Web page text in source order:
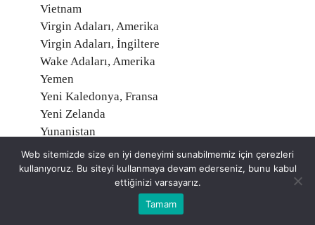
Vietnam
Virgin Adaları, Amerika
Virgin Adaları, İngiltere
Wake Adaları, Amerika
Yemen
Yeni Kaledonya, Fransa
Yeni Zelanda
Yunanistan
Zambiya
Zimbabve
Web sitemizde size en iyi deneyimi sunabilmemiz için çerezleri
kullanıyoruz. Bu siteyi kullanmaya devam ederseniz, bunu kabul
ettiğinizi varsayarız.
Tamam